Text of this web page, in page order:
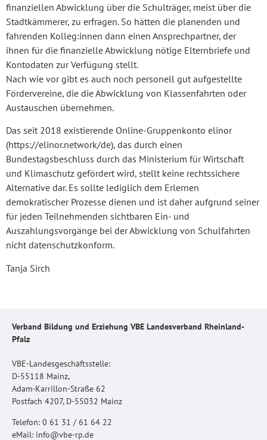
finanziellen Abwicklung über die Schulträger, meist über die
Stadtkämmerer, zu erfragen. So hätten die planenden und
fahrenden Kolleg:innen dann einen Ansprechpartner, der
ihnen für die finanzielle Abwicklung nötige Elternbriefe und
Kontodaten zur Verfügung stellt.
Nach wie vor gibt es auch noch personell gut aufgestellte
Fördervereine, die die Abwicklung von Klassenfahrten oder
Austauschen übernehmen.
Das seit 2018 existierende Online-Gruppenkonto elinor
(https://elinor.network/de), das durch einen
Bundestagsbeschluss durch das Ministerium für Wirtschaft
und Klimaschutz gefördert wird, stellt keine rechtssichere
Alternative dar. Es sollte lediglich dem Erlernen
demokratischer Prozesse dienen und ist daher aufgrund seiner
für jeden Teilnehmenden sichtbaren Ein- und
Auszahlungsvorgänge bei der Abwicklung von Schulfahrten
nicht datenschutzkonform.
Tanja Sirch
Verband Bildung und Erziehung VBE Landesverband Rheinland-
Pfalz
VBE-Landesgeschäftsstelle:
D-55118 Mainz,
Adam-Karrillon-Straße 62
Postfach 4207, D-55032 Mainz
Telefon: 0 61 31 / 61 64 22
eMail: info@vbe-rp.de